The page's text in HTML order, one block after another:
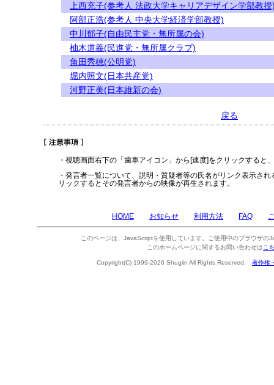
上西充子(参考人 法政大学キャリアデザイン学部教授
阿部正浩(参考人 中央大学経済学部教授)
中川郁子(自由民主党・無所属の会)
柚木道義(民進党・無所属クラブ)
角田秀穂(公明党)
堀内照文(日本共産党)
河野正美(日本維新の会)
戻る
・視聴画面右下の「歯車アイコン」から[速度]をクリックすると
・発言者一覧について、説明・質疑者等の氏名がリンク表示さ
リックするとその発言者からの映像が再生されます。
HOME お知らせ 利用方法 FAQ
このページは、JavaScriptを使用しています。ご使用中のブラウザの
このホームページに関するお問い合わせは こ
Copyright(C) 1999-2026 Shugiin All Rights Reserved. 著作権